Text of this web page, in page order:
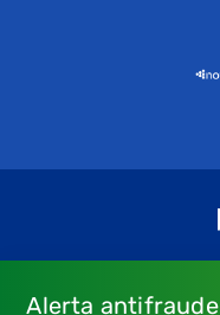
Alerta antifraude